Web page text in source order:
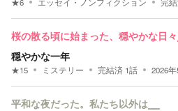
桜の散る頃に始まった、穏やかな日々
穏やかな一年
★15 ミステリー 完結済 1話 2026
平和な夜だった。私たち以外は⎯⎯